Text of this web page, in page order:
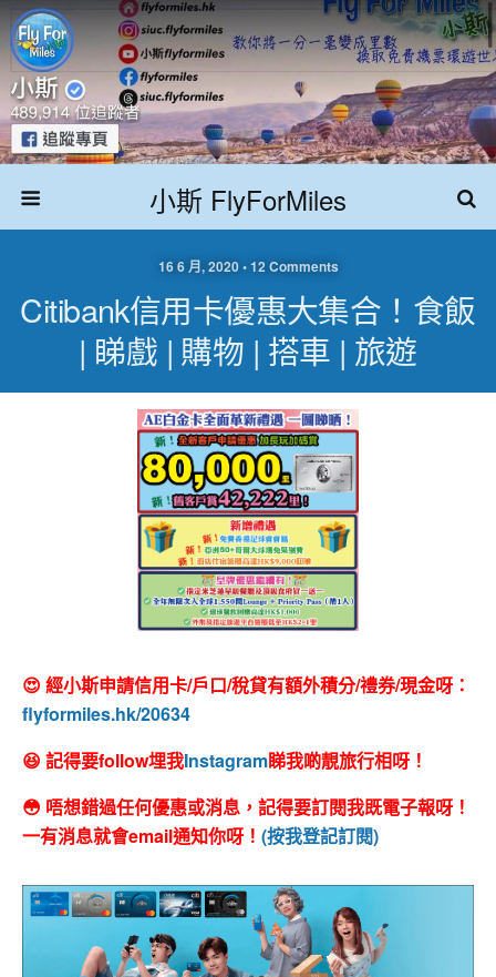
小斯 FlyForMiles
16 6 月, 2020 • 12 Comments
Citibank信用卡優惠大集合！食飯
| 睇戲 | 購物 | 搭車 | 旅遊
😍 經小斯申請信用卡/戶口/稅貸有額外積分/禮券/現金呀：
flyformiles.hk/20634
😆 記得要follow埋我Instagram睇我啲靚旅行相呀！
😳 唔想錯過任何優惠或消息，記得要訂閱我既電子報呀！
一有消息就會email通知你呀！ (按我登記訂閱)